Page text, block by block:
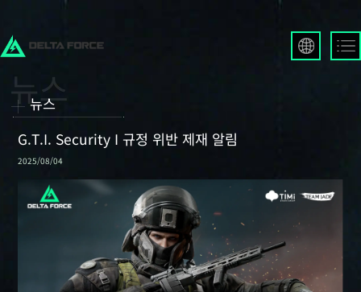
繁體中文
한국어
日本語
Türkçe
뉴스
G.T.I. Security I 규정 위반 제재 알림
2025/08/04